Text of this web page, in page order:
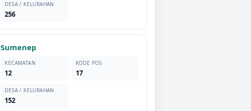
DESA / KELURAHAN
256
Sumenep
KECAMATAN
12
KODE POS
17
DESA / KELURAHAN
152